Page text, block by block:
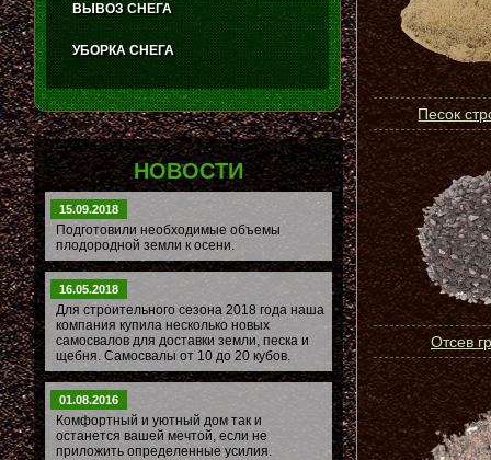
Песок
Отсев
ВЫВОЗ СНЕГА
УБОРКА СНЕГА
НОВОСТИ
15.09.2018
Подготовили необходимые объемы
плодородной земли к осени.
16.05.2018
Для строительного сезона 2018 года наша
компания купила несколько новых
самосвалов для доставки земли, песка и
щебня. Самосвалы от 10 до 20 кубов.
01.08.2016
Комфортный и уютный дом так и
останется вашей мечтой, если не
приложить определенные усилия.